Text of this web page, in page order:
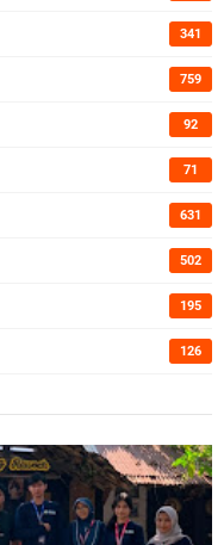
341
759
92
71
631
502
195
126